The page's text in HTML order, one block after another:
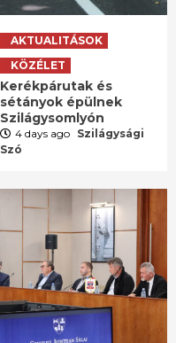
AKTUALITÁSOK
KÖZÉLET
Kerékpárutak és
sétányok épülnek
Szilágysomlyón
4 days ago Szilágysági
Szó